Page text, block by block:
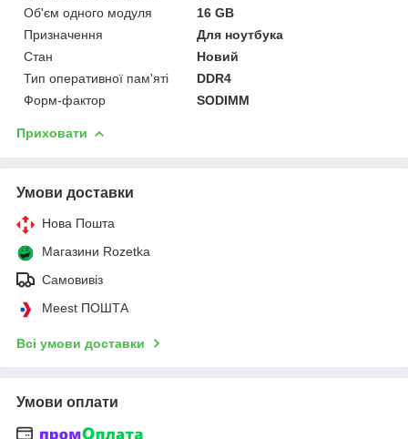
Об'єм одного модуля
16 GB
Призначення
Для ноутбука
Стан
Новий
Тип оперативної пам'яті
DDR4
Форм-фактор
SODIMM
Приховати
Умови доставки
Нова Пошта
Магазини Rozetka
Самовивіз
Meest ПОШТА
Всі умови доставки
Умови оплати